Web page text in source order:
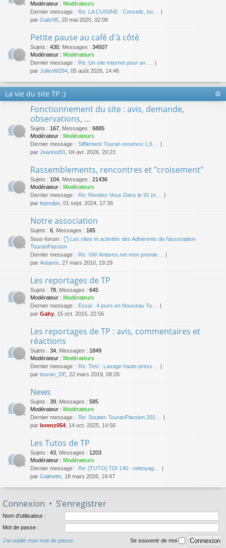
Modérateur : Modérateurs
Dernier message :
Re: LA CUISINE : Conseils, bo…
par Gabr95 , 20 mai 2025, 02:08
Petite pause au café d'à côté
Sujets : 430 Messages : 34507
Modérateur : Modérateurs
Dernier message :
Re: Un site internet pour un …
par JulienM294 , 05 août 2026, 14:46
La vie du site TP :)
Fonctionnement du site : avis, demande,
observations, ...
Sujets : 167 Messages : 6885
Modérateur : Modérateurs
Dernier message : Sifflement Touran essence 1,6…
par Jeannot91 , 04 avr. 2026, 20:23
Rassemblements, rencontres et "croisement"
Sujets : 104 Messages : 21436
Modérateur : Modérateurs
Dernier message :
Re: Rendez-Vous Dans le 91 (e…
par lepoulpe , 01 sept. 2024, 17:36
Notre association
Sujets : 6 Messages : 165
Sous-forum :
Les sites et activités des Adhérents de l'association
TouranPassion
Dernier message :
Re: VW-Antares.net mon premie…
par Antares , 27 mars 2010, 19:29
Les reportages de TP
Sujets : 78 Messages : 645
Modérateur : Modérateurs
Dernier message :
Essai : 4 jours en Nouveau To…
par Gaby , 15 oct. 2015, 22:56
Les reportages de TP : avis, commentaires et
réactions
Sujets : 34 Messages : 1849
Modérateur : Modérateurs
Dernier message :
Re: Test : Lavage haute press…
par touran_DE , 22 mars 2019, 08:26
News
Sujets : 39 Messages : 585
Modérateur : Modérateurs
Dernier message :
Re: Soutien TouranPassion 202…
par lorenz054 , 14 oct. 2025, 14:56
Les Tutos de TP
Sujets : 43 Messages : 1203
Modérateur : Modérateurs
Dernier message :
Re: [TUTO] TDI 140 : nettoyag…
par Galinette , 18 mars 2026, 19:47
Connexion • S’enregistrer
Nom d’utilisateur :
Mot de passe :
J’ai oublié mon mot de passe Se souvenir de moi